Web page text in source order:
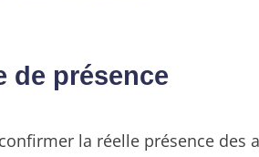
de présence
la réelle présence des